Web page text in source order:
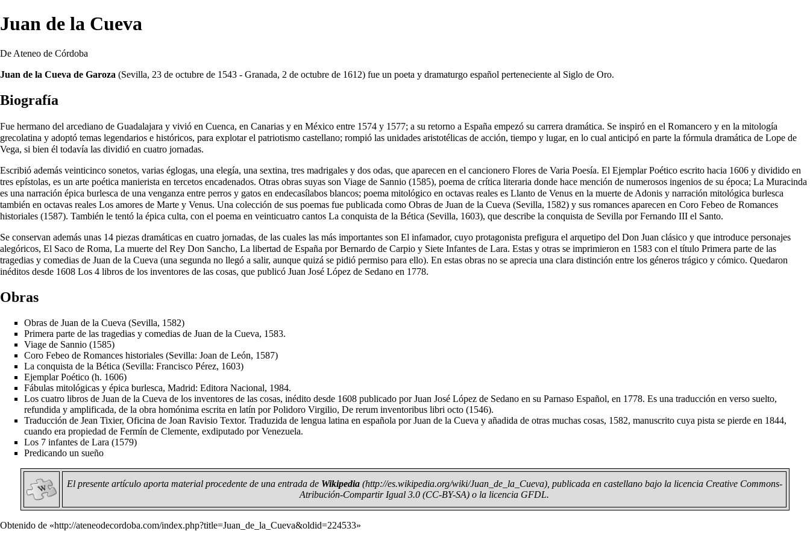
Juan de la Cueva
De Ateneo de Córdoba
Juan de la Cueva de Garoza (Sevilla, 23 de octubre de 1543 - Granada, 2 de octubre de 1612) fue un poeta y dramaturgo español perteneciente al Siglo de Oro.
Biografía
Fue hermano del arcediano de Guadalajara y vivió en Cuenca, en Canarias y en México entre 1574 y 1577; a su retorno a España empezó su carrera dramática. Se inspiró en el Romancero y en la mitología
grecolatina y adoptó temas legendarios e históricos, para explotar el patriotismo castellano; rompió las unidades aristotélicas de acción, tiempo y lugar, en lo cual anticipó en parte la fórmula dramática de Lope de
Vega, si bien él todavía las dividió en cuatro jornadas.
Escribió además veinticinco sonetos, varias églogas, una elegía, una sextina, tres madrigales y dos odas, que aparecen en el cancionero Flores de Varia Poesía. El Ejemplar Poético escrito hacia 1606 y dividido en
tres epístolas, es un arte poética manierista en tercetos encadenados. Otras obras suyas son Viage de Sannio (1585), poema de crítica literaria donde hace mención de numerosos ingenios de su época; La Muracinda
es una narración épica burlesca de una venganza entre perros y gatos en endecasílabos blancos; poema mitológico en octavas reales es Llanto de Venus en la muerte de Adonis y narración mitológica burlesca
también en octavas reales Los amores de Marte y Venus. Una colección de sus poemas fue publicada como Obras de Juan de la Cueva (Sevilla, 1582) y sus romances aparecen en Coro Febeo de Romances
historiales (1587). También le tentó la épica culta, con el poema en veinticuatro cantos La conquista de la Bética (Sevilla, 1603), que describe la conquista de Sevilla porFernando III el Santo.
Se conservan además unas 14 piezas dramáticas en cuatro jornadas, de las cuales las más importantes son El infamador, cuyo protagonista prefigura el arquetipo del Don Juan clásico y que introduce personajes
alegóricos, El Saco de Roma, La muerte del Rey Don Sancho, La libertad de España por Bernardo de Carpio y Siete Infantes de Lara. Estas y otras se imprimieron en 1583 con el título Primera parte de las
tragedias y comedias de Juan de la Cueva (una segunda no llegó a salir, aunque quizá se pidió permiso para ello). En estas obras no se aprecia una clara distinción entre los géneros trágico y cómico. Quedaron
inéditos desde 1608 Los 4 libros de los inventores de las cosas, que publicó Juan José López de Sedano en 1778.
Obras
Obras de Juan de la Cueva (Sevilla, 1582)
Primera parte de las tragedias y comedias de Juan de la Cueva, 1583.
Viage de Sannio (1585)
Coro Febeo de Romances historiales (Sevilla: Joan de León, 1587)
La conquista de la Bética (Sevilla: Francisco Pérez, 1603)
Ejemplar Poético (h. 1606)
Fábulas mitológicas y épica burlesca, Madrid: Editora Nacional, 1984.
Los cuatro libros de Juan de la Cueva de los inventores de las cosas, inédito desde 1608 publicado por Juan José López de Sedano en su Parnaso Español, en 1778. Es una traducción en verso suelto,
refundida y amplificada, de la obra homónima escrita en latín por Polidoro Virgilio, De rerum inventoribus libri octo (1546).
Traducción de Jean Tixier, Oficina de Joan Ravisio Textor. Traduzida de lengua latina en española por Juan de la Cueva y añadida de otras muchas cosas, 1582, manuscrito cuya pista se pierde en 1844,
cuando era propiedad de Fermín de Clemente, exdiputado por Venezuela.
Los 7 infantes de Lara (1579)
Predicando un sueño
El presente artículo aporta material procedente de una entrada de Wikipedia , publicada en castellano bajo la licencia Creative Commons-
Atribución-Compartir Igual 3.0 (CC-BY-SA) o la licencia GFDL.
Obtenido de «http://ateneodecordoba.com/index.php?title=Juan_de_la_Cueva&oldid=224533»